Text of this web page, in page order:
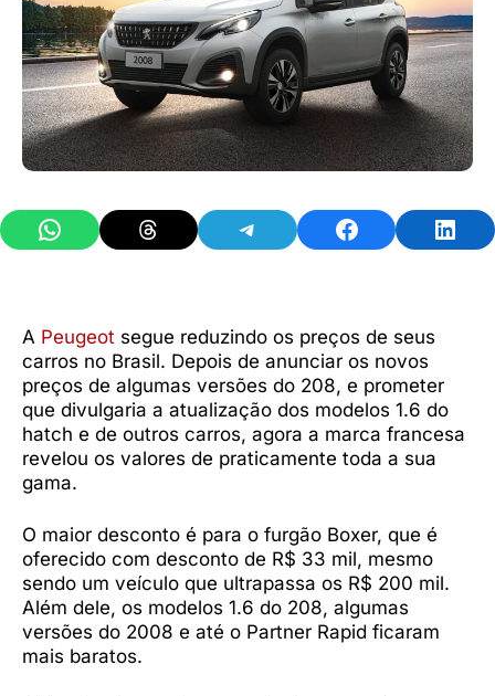
Share on WhatsAppShare on ThreadsShare on TelegramShare on Facebook
A Peugeot segue reduzindo os preços de seus
carros no Brasil. Depois de anunciar os novos
preços de algumas versões do 208, e prometer
que divulgaria a atualização dos modelos 1.6 do
hatch e de outros carros, agora a marca francesa
revelou os valores de praticamente toda a sua
gama.
O maior desconto é para o furgão Boxer, que é
oferecido com desconto de R$ 33 mil, mesmo
sendo um veículo que ultrapassa os R$ 200 mil.
Além dele, os modelos 1.6 do 208, algumas
versões do 2008 e até o Partner Rapid ficaram
mais baratos.